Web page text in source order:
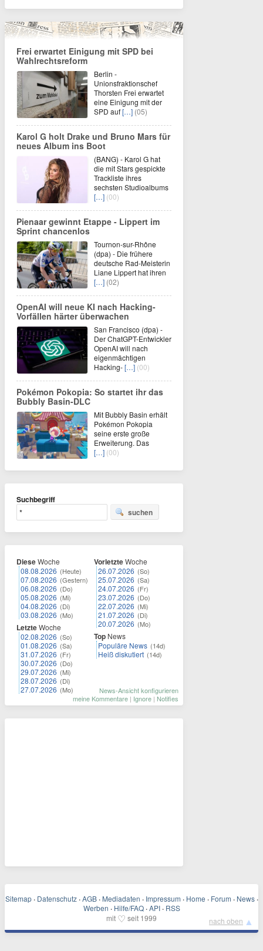
Frei erwartet Einigung mit SPD bei
Wahlrechtsreform
Berlin -
Unionsfraktionschef
Thorsten Frei erwartet
eine Einigung mit der
SPD auf[…] (05)
Karol G holt Drake und Bruno Mars für
neues Album ins Boot
(BANG) - Karol G hat
die mit Stars gespickte
Trackliste ihres
sechsten Studioalbums
[…] (00)
Pienaar gewinnt Etappe - Lippert im
Sprint chancenlos
Tournon-sur-Rhône
(dpa) - Die frühere
deutsche Rad-Meisterin
Liane Lippert hat ihren
[…] (02)
OpenAI will neue KI nach Hacking-
Vorfällen härter überwachen
San Francisco (dpa) -
Der ChatGPT-Entwickler
OpenAI will nach
eigenmächtigen
Hacking-[…] (00)
Pokémon Pokopia: So startet ihr das
Bubbly Basin-DLC
Mit Bubbly Basin erhält
Pokémon Pokopia
seine erste große
Erweiterung. Das
[…] (00)
Suchbegriff
suchen
DieseWoche
08.08.2026 (Heute)
07.08.2026 (Gestern)
06.08.2026 (Do)
05.08.2026 (Mi)
04.08.2026 (Di)
03.08.2026 (Mo)
LetzteWoche
02.08.2026 (So)
01.08.2026 (Sa)
31.07.2026 (Fr)
30.07.2026 (Do)
29.07.2026 (Mi)
28.07.2026 (Di)
27.07.2026 (Mo)
VorletzteWoche
26.07.2026 (So)
25.07.2026 (Sa)
24.07.2026 (Fr)
23.07.2026 (Do)
22.07.2026 (Mi)
21.07.2026 (Di)
20.07.2026 (Mo)
Top News
Populäre News (14d)
Heiß diskutiert (14d)
News-Ansicht konfigurieren
meine Kommentare | Ignore | Notifies
Sitemap · Datenschutz · AGB · Mediadaten · Impressum · Home · Forum · News ·
Werben · Hilfe/FAQ · API · RSS
mit ♡ seit 1999 nach oben ▲